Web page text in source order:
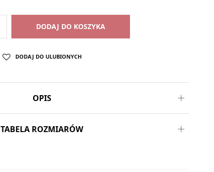
DODAJ DO KOSZYKA
DODAJ DO ULUBIONYCH
OPIS
TABELA ROZMIARÓW